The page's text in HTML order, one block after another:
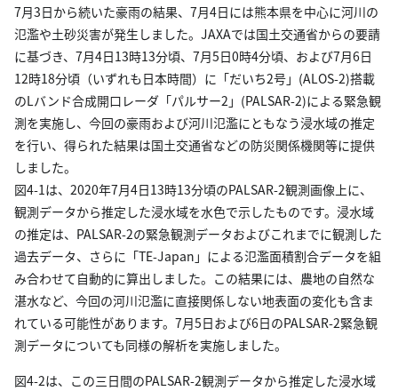
7月3日から続いた豪雨の結果、7月4日には熊本県を中心に河川の
氾濫や土砂災害が発生しました。JAXAでは国土交通省からの要請
に基づき、7月4日13時13分頃、7月5日0時4分頃、および7月6日
12時18分頃（いずれも日本時間）に「だいち2号」(ALOS-2)搭載
のLバンド合成開口レーダ「パルサー2」(PALSAR-2)による緊急観
測を実施し、今回の豪雨および河川氾濫にともなう浸水域の推定
を行い、得られた結果は国土交通省などの防災関係機関等に提供
しました。
図4-1は、2020年7月4日13時13分頃のPALSAR-2観測画像上に、
観測データから推定した浸水域を水色で示したものです。浸水域
の推定は、PALSAR-2の緊急観測データおよびこれまでに観測した
過去データ、さらに「TE-Japan」による氾濫面積割合データを組
み合わせて自動的に算出しました。この結果には、農地の自然な
湛水など、今回の河川氾濫に直接関係しない地表面の変化も含ま
れている可能性があります。7月5日および6日のPALSAR-2緊急観
測データについても同様の解析を実施しました。
図4-2は、この三日間のPALSAR-2観測データから推定した浸水域